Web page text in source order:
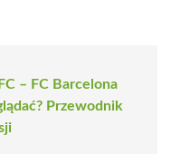
– FC Barcelona
Przewodnik